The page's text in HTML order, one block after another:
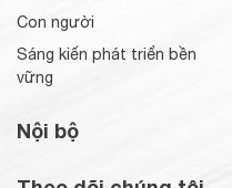
Con người
Sáng kiến phát triển bền
vững
Nội bộ